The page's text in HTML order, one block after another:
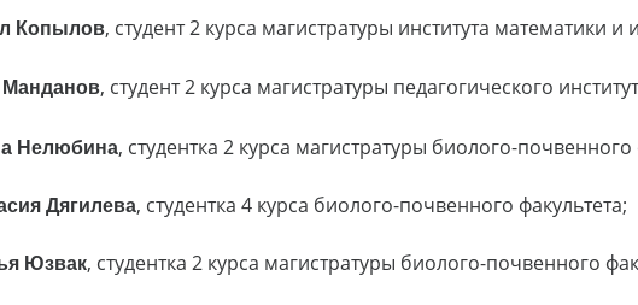
Копылов, студент 2 курса магистратуры института математики
, студент 2 курса магистратуры педагогического
Нелюбина, студентка 2 курса магистратуры биолого-почвенного
Дягилева, студентка 4 курса биолого-почвенного факультета;
Юзвак, студентка 2 курса магистратуры биолого-почвенного